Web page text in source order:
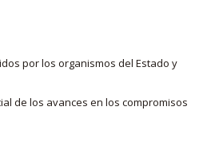
por los organismos del Estado y
de los avances en los compromisos